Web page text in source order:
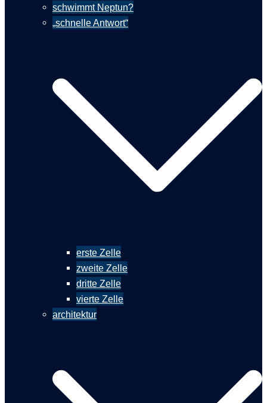
schwimmt Neptun?
„schnelle Antwort“
erste Zelle
zweite Zelle
dritte Zelle
vierte Zelle
architektur